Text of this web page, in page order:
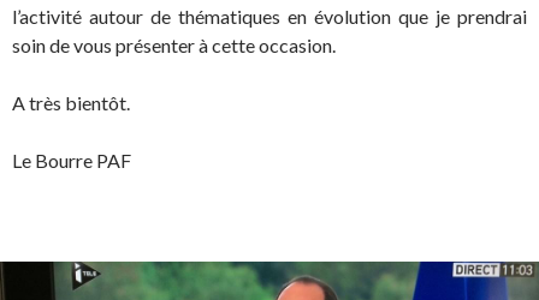
l’activité autour de thématiques en évolution que je prendrai
soin de vous présenter à cette occasion.
A très bientôt.
Le Bourre PAF